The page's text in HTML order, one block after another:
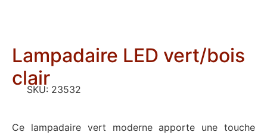
Lampadaire LED vert/bois
clair
SKU: 23532
Ce lampadaire vert moderne apporte une touche